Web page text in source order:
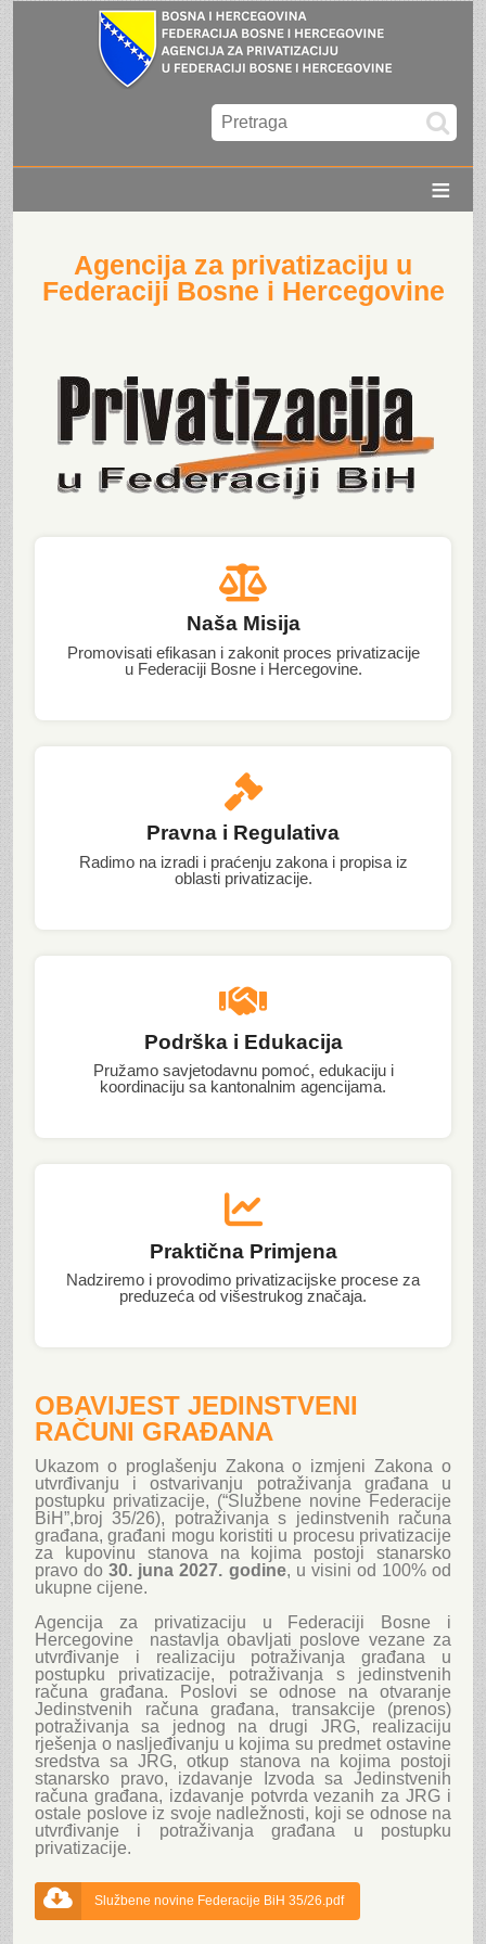
≡
Agencija za privatizaciju u
Federaciji Bosne i Hercegovine
Naša Misija
Promovisati efikasan i zakonit proces privatizacije
u Federaciji Bosne i Hercegovine.
Pravna i Regulativa
Radimo na izradi i praćenju zakona i propisa iz
oblasti privatizacije.
Podrška i Edukacija
Pružamo savjetodavnu pomoć, edukaciju i
koordinaciju sa kantonalnim agencijama.
Praktična Primjena
Nadziremo i provodimo privatizacijske procese za
preduzeća od višestrukog značaja.
OBAVIJEST JEDINSTVENI
RAČUNI GRAĐANA
Ukazom o proglašenju Zakona o izmjeni Zakona o
utvrđivanju i ostvarivanju potraživanja građana u
postupku privatizacije, (“Službene novine Federacije
BiH”,broj 35/26), potraživanja s jedinstvenih računa
građana, građani mogu koristiti u procesu privatizacije
za kupovinu stanova na kojima postoji stanarsko
pravo do30. juna 2027. godine, u visini od 100% od
ukupne cijene.
Agencija za privatizaciju u Federaciji Bosne i
Hercegovine nastavlja obavljati poslove vezane za
utvrđivanje i realizaciju potraživanja građana u
postupku privatizacije, potraživanja s jedinstvenih
računa građana. Poslovi se odnose na otvaranje
Jedinstvenih računa građana, transakcije (prenos)
potraživanja sa jednog na drugi JRG, realizaciju
rješenja o nasljeđivanju u kojima su predmet ostavine
sredstva sa JRG, otkup stanova na kojima postoji
stanarsko pravo, izdavanje Izvoda sa Jedinstvenih
računa građana, izdavanje potvrda vezanih za JRG i
ostale poslove iz svoje nadležnosti, koji se odnose na
utvrđivanje i potraživanja građana u postupku
privatizacije.
 Službene novine Federacije BiH 35/26.pdf